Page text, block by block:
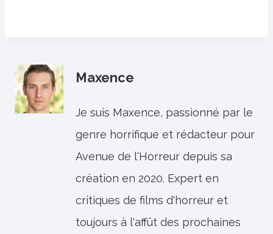
Maxence
Je suis Maxence, passionné par le
genre horrifique et rédacteur pour
Avenue de l'Horreur depuis sa
création en 2020. Expert en
critiques de films d'horreur et
toujours à l'affût des prochaines